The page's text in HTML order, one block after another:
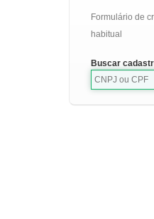
Formulário de
habitual
Buscar